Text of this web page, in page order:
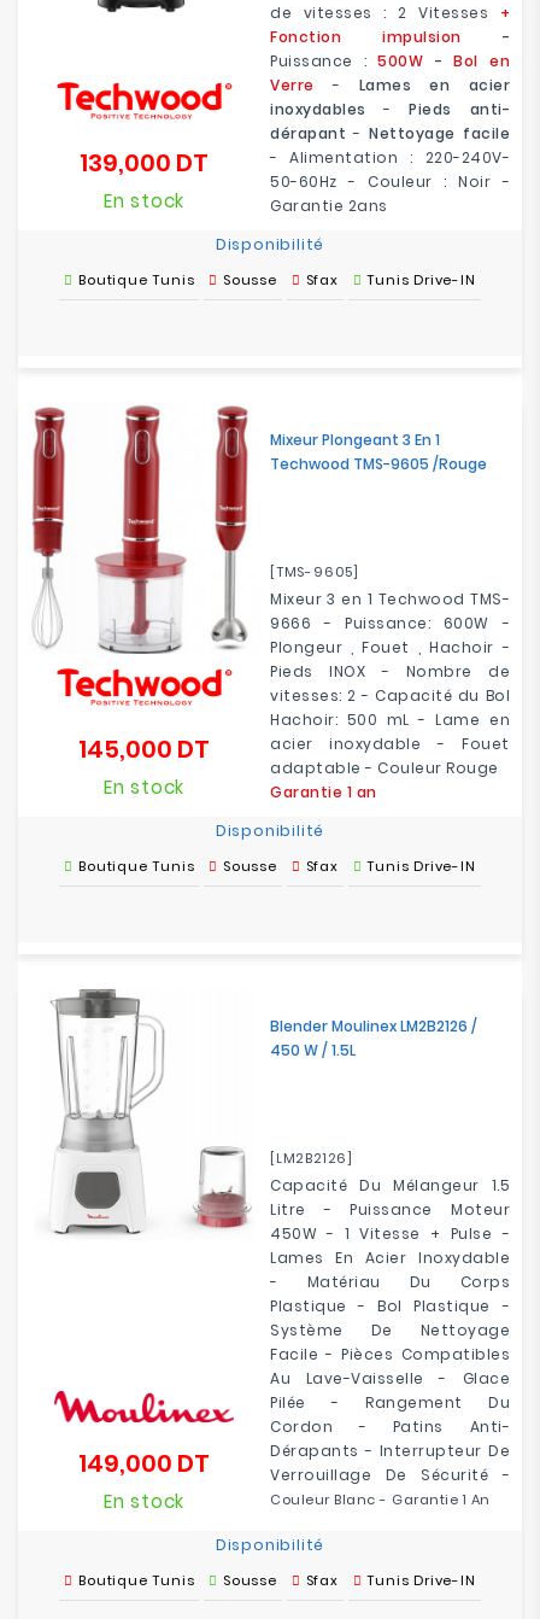
de vitesses : 2 Vitesses
+
Fonction impulsion -
Puissance : 500W -Bol en
Verre - Lames en acier
inoxydables -Pieds anti-
dérapant -Nettoyage facile
- Alimentation : 220-240V-
50-60Hz - Couleur : Noir -
Garantie 2ans
139,000 DT
En stock
Disponibilité
Boutique Tunis Sousse Sfax Tunis Drive-IN
Mixeur Plongeant 3 En 1
Techwood TMS-9605 /Rouge
[TMS-9605]
Mixeur 3 en 1 Techwood TMS-
9666 - Puissance: 600W -
Plongeur , Fouet , Hachoir -
Pieds INOX - Nombre de
vitesses: 2 - Capacité du Bol
Hachoir: 500 mL - Lame en
acier inoxydable - Fouet
adaptable - Couleur Rouge
Garantie 1 an
145,000 DT
En stock
Disponibilité
Boutique Tunis Sousse Sfax Tunis Drive-IN
Blender Moulinex LM2B2126 /
450 W / 1.5L
[LM2B2126]
Capacité Du Mélangeur 1.5
Litre - Puissance Moteur
450W - 1 Vitesse + Pulse -
Lames En Acier Inoxydable
- Matériau Du Corps
Plastique - Bol Plastique -
Système De Nettoyage
Facile - Pièces Compatibles
Au Lave-Vaisselle - Glace
Pilée - Rangement Du
Cordon - Patins Anti-
Dérapants - Interrupteur De
Verrouillage De Sécurité -
Couleur Blanc - Garantie 1 An
149,000 DT
En stock
Disponibilité
Boutique Tunis Sousse Sfax Tunis Drive-IN